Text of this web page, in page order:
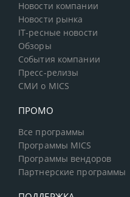
Новости компании
Новости рынка
IT-ресные новости
Обзоры
События компании
Пресс-релизы
СМИ о MICS
ПРОМО
Все программы
Программы MICS
Программы вендоров
Партнерские программы